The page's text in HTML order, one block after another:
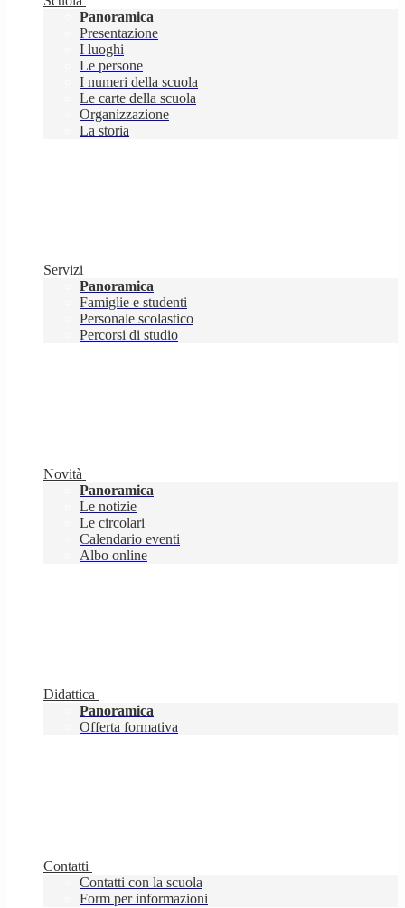
Panoramica
Presentazione
I luoghi
Le persone
I numeri della scuola
Le carte della scuola
Organizzazione
La storia
Servizi
Panoramica
Famiglie e studenti
Personale scolastico
Percorsi di studio
Novità
Panoramica
Le notizie
Le circolari
Calendario eventi
Albo online
Didattica
Panoramica
Offerta formativa
Contatti
Contatti con la scuola
Form per informazioni